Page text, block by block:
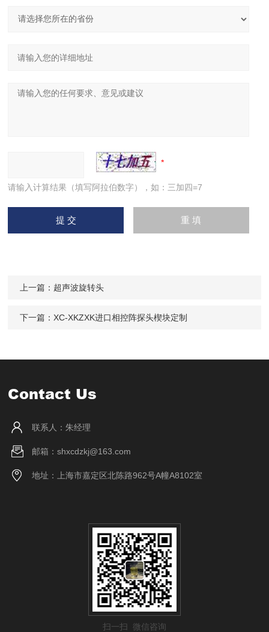
请输入计算结果（填写阿拉伯数字），如：三加四=7
上一篇： 超声波旋转头
下一篇： XC-XKZXK进口相控阵探头楔块定制
Contact Us
联系人：朱经理
邮箱：shxcdzkj@163.com
地址：上海市嘉定区北陈路962号A幢A8102室
扫一扫 微信咨询